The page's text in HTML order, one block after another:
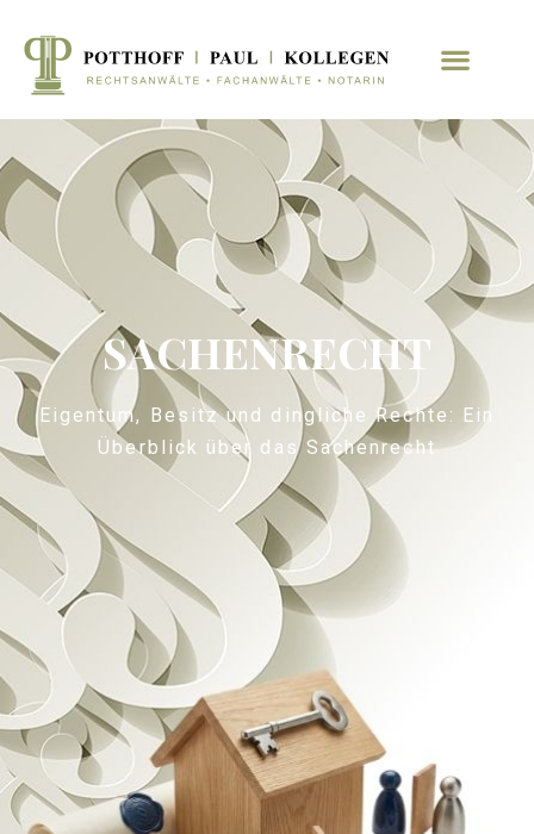
SACHENRECHT
Eigentum, Besitz und dingliche Rechte: Ein
Überblick über das Sachenrecht